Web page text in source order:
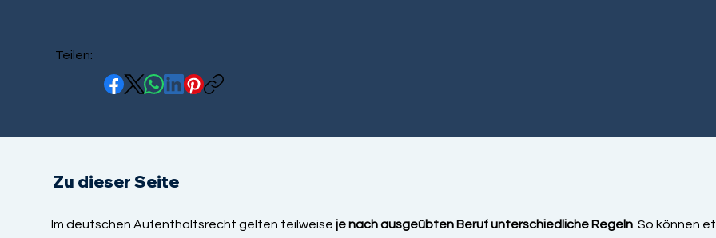
Teilen:
Zu dieser Seite
Im deutschen Aufenthaltsrecht gelten teilweise je nach ausgeübten Beruf unterschiedliche Regeln. So können